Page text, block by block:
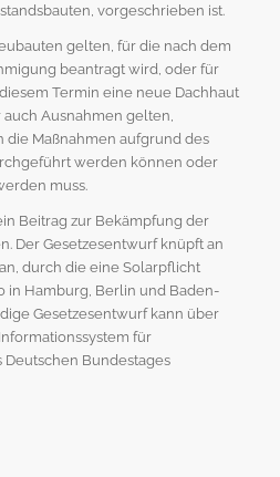
vorgeschrieben ist.
gelten, für die nach dem
beantragt wird, oder für
Termin eine neue Dachhaut
Ausnahmen gelten,
die Maßnahmen aufgrund des
werden können oder
muss.
Beitrag zur Bekämpfung der
Der Gesetzesentwurf knüpft an
durch die eine Solarpflicht
in Hamburg, Berlin und Baden-
Gesetzesentwurf kann über
für
Bundestages